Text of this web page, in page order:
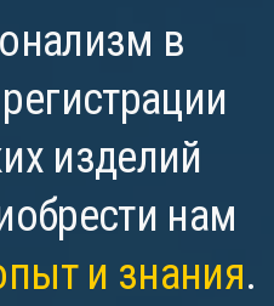
в
изделий
нам
и знания.